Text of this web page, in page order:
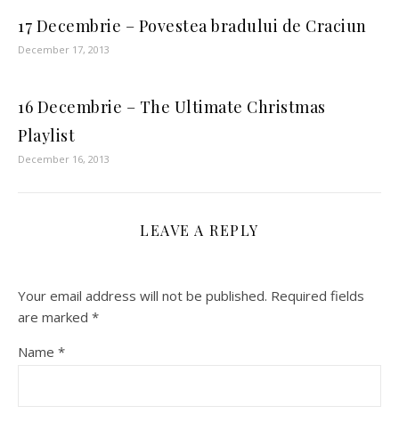
17 Decembrie – Povestea bradului de Craciun
December 17, 2013
16 Decembrie – The Ultimate Christmas
Playlist
December 16, 2013
LEAVE A REPLY
Your email address will not be published. Required fields
are marked *
Name *